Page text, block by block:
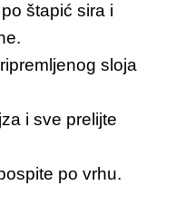
štapić sira i
sloja
i sve prelijte
po vrhu.